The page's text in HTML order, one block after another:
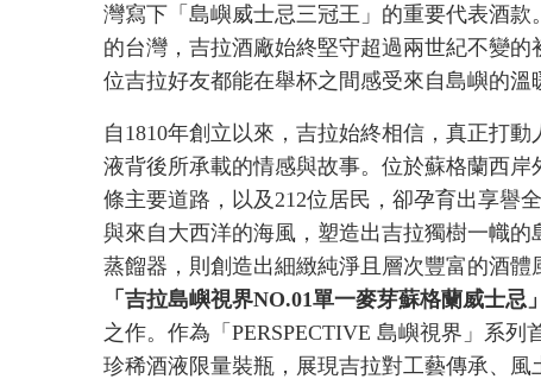
灣寫下「島嶼威士忌三冠王」的重要代表酒
的台灣，吉拉酒廠始終堅守超過兩世紀不變
位吉拉好友都能在舉杯之間感受來自島嶼的溫
自1810年創立以來，吉拉始終相信，真正打
液背後所承載的情感與故事。位於蘇格蘭西
條主要道路，以及212位居民，卻孕育出享譽
與來自大西洋的海風，塑造出吉拉獨樹一幟
蒸餾器，則創造出細緻純淨且層次豐富的酒
「吉拉島嶼視界NO.01單一麥芽蘇格蘭威士忌」
之作。作為「PERSPECTIVE 島嶼視界」系
珍稀酒液限量裝瓶，展現吉拉對工藝傳承、風